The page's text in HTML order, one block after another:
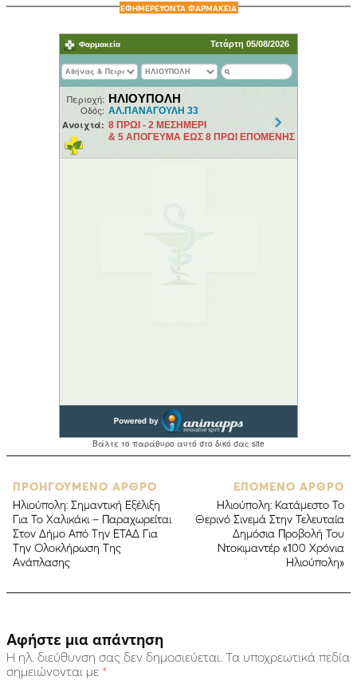
ΕΦΗΜΕΡΕΥΟΝΤΑ ΦΑΡΜΑΚΕΙΑ
ΠΡΟΗΓΟΥΜΕΝΟ ΑΡΘΡΟ
Ηλιούπολη: Σημαντική Εξέλιξη
Για Το Χαλικάκι – Παραχωρείται
Στον Δήμο Από Την ΕΤΑΔ Για
Την Ολοκλήρωση Της
Ανάπλασης
ΕΠΟΜΕΝΟ ΑΡΘΡΟ
Ηλιούπολη: Κατάμεστο Το
Θερινό Σινεμά Στην Τελευταία
Δημόσια Προβολή Του
Ντοκιμαντέρ «100 Χρόνια
Ηλιούπολη»
Αφήστε μια απάντηση
Η ηλ. διεύθυνση σας δεν δημοσιεύεται. Τα υποχρεωτικά πεδία
σημειώνονται με *